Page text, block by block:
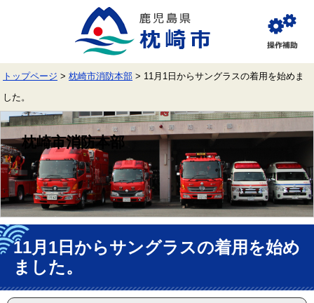
で
す。
ば
し
本
へ
覧
補
助
トップページ > 枕崎市消防本部 > 11月1日からサングラスの着用を始めま
した。
枕崎市消防本部
本
文 11月1日からサングラスの着用を始め
ました。